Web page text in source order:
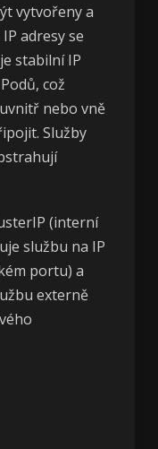
vytvořeny a
adresy se
stabilní IP
což
nebo vně
Služby
(interní
službu na IP
portu) a
externě